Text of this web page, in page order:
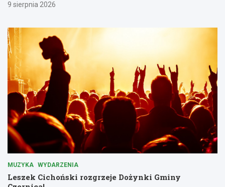
9 sierpnia 2026
MUZYKA WYDARZENIA
Leszek Cichoński rozgrzeje Dożynki Gminy